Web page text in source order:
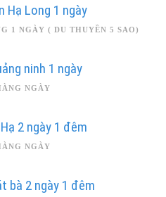
Hạ Long 1 ngày
1 NGÀY ( DU THUYỀN 5 SAO)
ninh 1 ngày
NGÀY
2 ngày 1 đêm
NGÀY
bà 2 ngày 1 đêm